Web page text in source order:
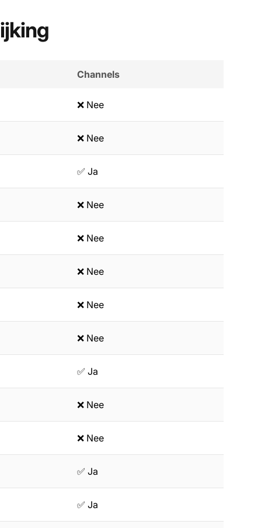
Channels
❌ Nee
❌ Nee
✅ Ja
❌ Nee
❌ Nee
❌ Nee
❌ Nee
❌ Nee
✅ Ja
❌ Nee
❌ Nee
✅ Ja
✅ Ja